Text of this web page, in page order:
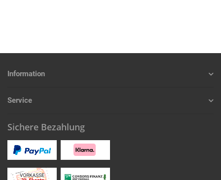
Information
Service
Sichere Bezahlung